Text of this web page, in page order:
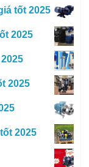
tốt 2025
2025
2025
2025